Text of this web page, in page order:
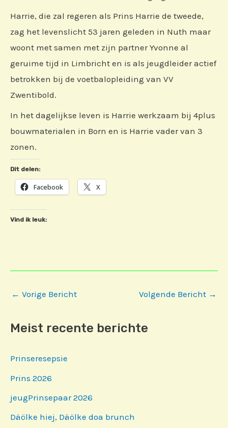
Harrie, die zal regeren als Prins Harrie de tweede,
zag het levenslicht 53 jaren geleden in Nuth maar
woont met samen met zijn partner Yvonne al
geruime tijd in Limbricht en is als jeugdleider actief
betrokken bij de voetbalopleiding van VV
Zwentibold.
In het dagelijkse leven is Harrie werkzaam bij 4plus
bouwmaterialen in Born en is Harrie vader van 3
zonen.
Dit delen:
Facebook X
Vind ik leuk:
Bericht
← Vorige Bericht Volgende Bericht →
Meist recente berichte
Prinseresepsie
Prins 2026
jeugPrinsepaar 2026
Däölke hiej, Däölke doa brunch